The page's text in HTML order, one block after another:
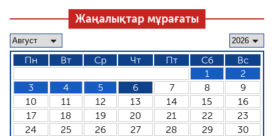
Жаңалықтар мұрағаты
Пн Вт Ср Чт Пт Сб
Вс
1
2
3
4 5 6 7 8
9
10
11 12 13 14 15
16
17
18 19 20 21 22
23
24
25 26 27 28 29
30